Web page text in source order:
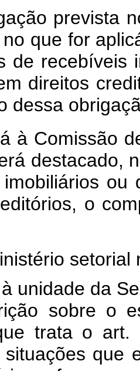
prevista
que for
de recebíveis
direitos
dessa
à Comissão
destacado,
ou
o
setorial
unidade da
sobre o
trata o art.
que